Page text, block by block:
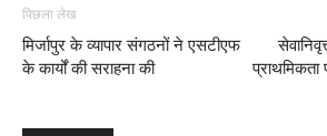
पिछला लेख
मिर्जापुर के व्यापार संगठनों ने एसटीएफ
के कार्यों की सराहना की
प्राथमिकता